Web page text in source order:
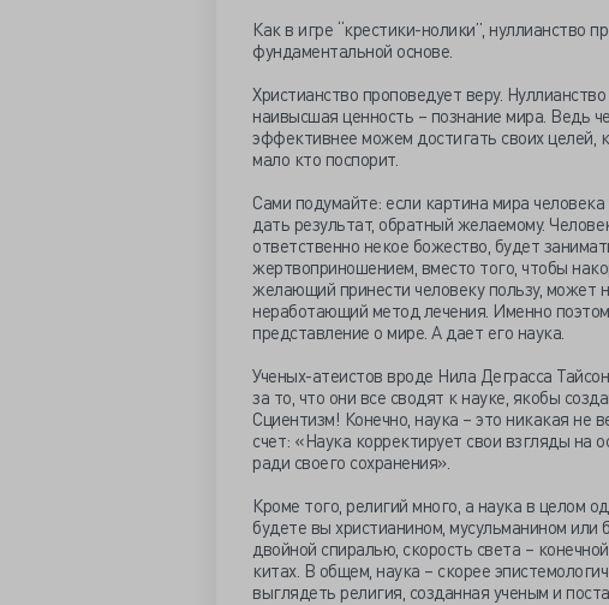
Как в игре “крестики-нолики”, нуллианство
фундаментальной основе.
Христианство проповедует веру.
наивысшая ценность – познание мира. Ведь
эффективнее можем достигать своих целей,
мало кто поспорит.
Сами подумайте: если картина мира
дать результат, обратный желаемому.
ответственно некое божество, будет
жертвоприношением, вместо того, чтобы
желающий принести человеку пользу, может
неработающий метод лечения. Именно
представление о мире. А дает его наука.
Ученых-атеистов вроде Нила Деграсса
за то, что они все сводят к науке, якобы
Сциентизм! Конечно, наука – это никакая не
счет: «Наука корректирует свои взгляды
ради своего сохранения».
Кроме того, религий много, а наука в целом
будете вы христианином, мусульманином
двойной спиралью, скорость света –
китах. В общем, наука – скорее
выглядеть религия, созданная ученым и